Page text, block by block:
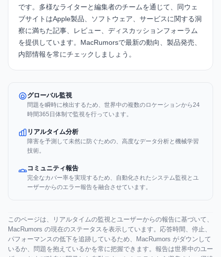
です。多様なライターと編集者のチームを通じて、同ウェ
ブサイトはApple製品、ソフトウェア、サービスに関する洞
察に満ちた記事、レビュー、ディスカッションフォーラム
を提供しています。MacRumorsで最新の動向、製品発売、
内部情報を常にチェックしましょう。
グローバル監視
問題を瞬時に検出するため、世界中の複数のロケーションから24
時間365日体制で監視を行っています。
リアルタイム分析
障害を予測して未然に防ぐための、高度なデータ分析と機械学習
技術。
コミュニティ報告
完全なカバー率を実現するため、自動化されたシステム監視とユ
ーザーからのエラー報告を融合させています。
このページは、リアルタイムの監視とユーザーからの報告に基づいて、
MacRumors の現在のステータスを表示しています。応答時間、停止、
パフォーマンスの低下を追跡しているため、MacRumors がダウンして
いるか、問題を抱えているかを常に把握できます。報告は世界中のユー